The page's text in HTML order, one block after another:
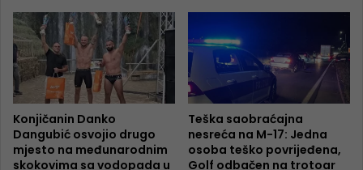
Konjičanin Danko
Dangubić osvojio drugo
mjesto na međunarodnim
skokovima sa vodopada u
Teška saobraćajna
nesreća na M-17: Jedna
osoba teško povrijeđena,
Golf odbačen na trotoar